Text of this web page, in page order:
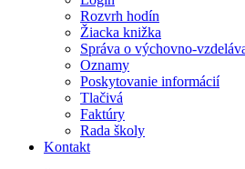
Rozvrh hodín
Žiacka knižka
Správa o výchovno-
Oznamy
Poskytovanie informácií
Tlačivá
Faktúry
Rada školy
Kontakt